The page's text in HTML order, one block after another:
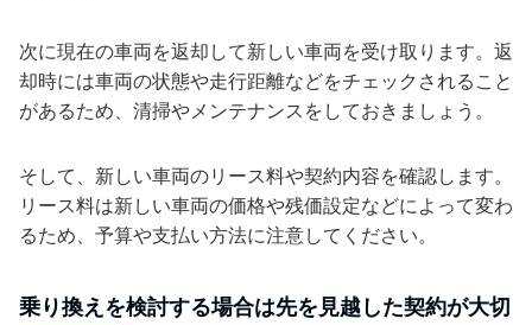
次に現在の車両を返却して新しい車両を受け取ります。返
却時には車両の状態や走行距離などをチェックされること
があるため、清掃やメンテナンスをしておきましょう。
そして、新しい車両のリース料や契約内容を確認します。
リース料は新しい車両の価格や残価設定などによって変わ
るため、予算や支払い方法に注意してください。
乗り換えを検討する場合は先を見越した契約が大切